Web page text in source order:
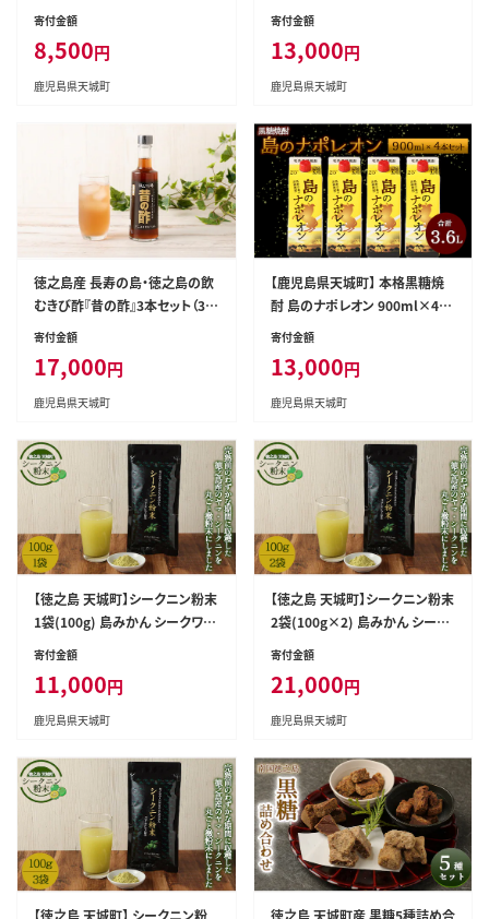
AS-16-N
寄付金額
8,500円
鹿児島県天城町
AS-17-N
寄付金額
13,000円
鹿児島県天城町
徳之島産 長寿の島・徳之島の飲
むきび酢『昔の酢』3本セット（30
0ml×3本）箱入り さとうきび酢
寄付金額
17,000円
鹿児島県天城町
【鹿児島県天城町】 本格黒糖焼
酎 島のナポレオン 900ml×4本
セット 合計3.6L ( 紙パック ) 黒
寄付金額
13,000円
鹿児島県天城町
【徳之島 天城町】シークニン粉末
1袋(100g) 島みかん シークワァ
ーサー
寄付金額
11,000円
鹿児島県天城町
【徳之島 天城町】シークニン粉末
2袋(100g×2) 島みかん シーク
ワァーサー
寄付金額
21,000円
鹿児島県天城町